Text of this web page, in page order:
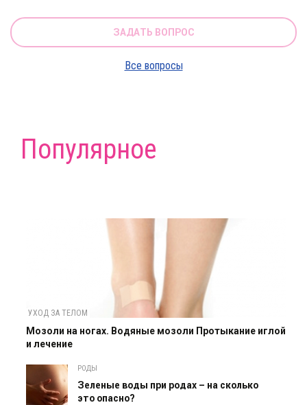
ЗАДАТЬ ВОПРОС
Все вопросы
Популярное
УХОД ЗА ТЕЛОМ
Мозоли на ногах. Водяные мозоли Протыкание иглой
и лечение
РОДЫ
Зеленые воды при родах – на сколько
это опасно?